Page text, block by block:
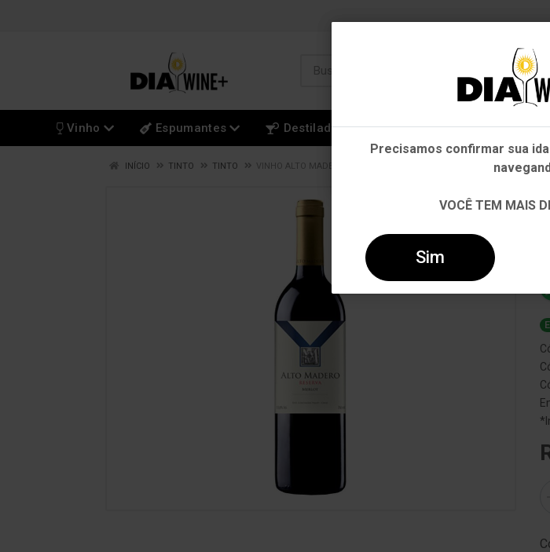
Vinho Espumantes Destilados Cervejas Kits
INÍCIO TINTO TINTO VINHO ALTO MADERO RESERVA MERLOT TINTO 750ML
Em que Estado você está?
Outros
Precisamos confirmar sua
VOCÊ TEM MAIS
Sim